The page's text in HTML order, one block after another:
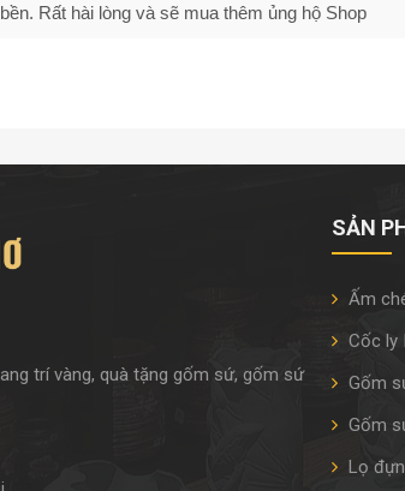
Rất hài lòng và sẽ mua thêm ủng hộ Shop
trí vàng, quà tặng gốm sứ, gốm sứ
SẢN
Ấm
Cốc ly
Gốm
Gốm
Lọ